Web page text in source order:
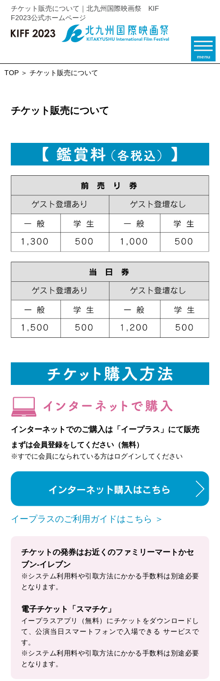
チケット販売について｜北九州国際映画祭 KIF
F2023公式ホームページ
kiff2023
menu
TOP＞ チケット販売について
チケット販売について
インターネットでのご購入は「イープラス」にて販売
まずは会員登録をしてください（無料）
※すでに会員になられている方はログインしてください
イープラスのご利用ガイドはこちら ＞
チケットの発券はお近くのファミリーマートかセ
ブン-イレブン
※システム利用料や引取方法にかかる手数料は別途必要
となります。
電子チケット「スマチケ」
イープラスアプリ（無料）にチケットをダウンロードし
て、公演当日スマートフォンで入場できる サービスで
す。
※システム利用料や引取方法にかかる手数料は別途必要
となります。